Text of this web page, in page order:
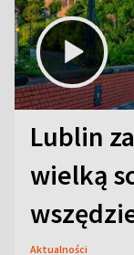
Lublin
wielką
Aktualności